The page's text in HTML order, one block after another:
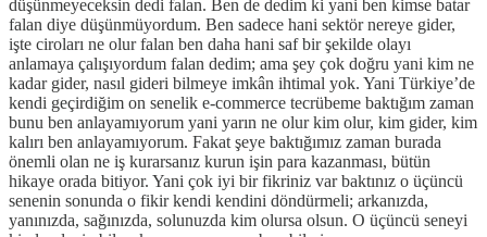
düşünmeyeceksin dedi falan. Ben de dedim ki yani ben kimse batar
falan diye düşünmüyordum. Ben sadece hani sektör nereye gider,
işte ciroları ne olur falan ben daha hani saf bir şekilde olayı
anlamaya çalışıyordum falan dedim; ama şey çok doğru yani kim ne
kadar gider, nasıl gideri bilmeye imkân ihtimal yok. Yani Türkiye’de
kendi geçirdiğim on senelik e-commerce tecrübeme baktığım zaman
bunu ben anlayamıyorum yani yarın ne olur kim olur, kim gider, kim
kalırı ben anlayamıyorum. Fakat şeye baktığımız zaman burada
önemli olan ne iş kurarsanız kurun işin para kazanması, bütün
hikaye orada bitiyor. Yani çok iyi bir fikriniz var baktınız o üçüncü
senenin sonunda o fikir kendi kendini döndürmeli; arkanızda,
yanınızda, sağınızda, solunuzda kim olursa olsun. O üçüncü seneyi